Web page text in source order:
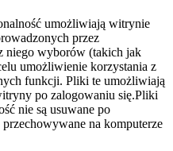
umożliwiają witrynie
przez
niego wyborów (takich jak
umożliwienie korzystania z
funkcji. Pliki te umożliwiają
po zalogowaniu się.Pliki
nie są usuwane po
na komputerze